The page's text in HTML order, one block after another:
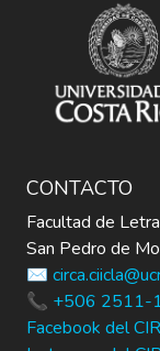
CONTACTO
Facultad de
San Pedro de
✉️
📞 +506 2511-
Facebook del